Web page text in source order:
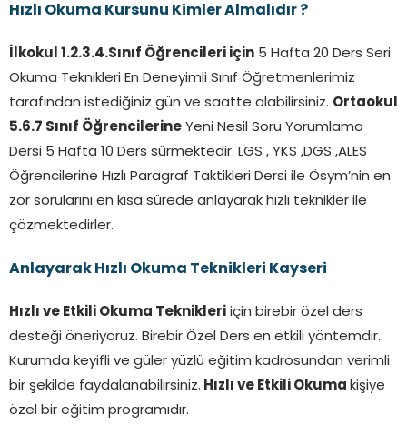
Hızlı Okuma Kursunu Kimler Almalıdır ?
İlkokul 1.2.3.4.Sınıf Öğrencileri için 5 Hafta 20 Ders Seri
Okuma Teknikleri En Deneyimli Sınıf Öğretmenlerimiz
tarafından istediğiniz gün ve saatte alabilirsiniz. Ortaokul
5.6.7 Sınıf Öğrencilerine Yeni Nesil Soru Yorumlama
Dersi 5 Hafta 10 Ders sürmektedir. LGS , YKS ,DGS ,ALES
Öğrencilerine Hızlı Paragraf Taktikleri Dersi ile Ösym’nin en
zor sorularını en kısa sürede anlayarak hızlı teknikler ile
çözmektedirler.
Anlayarak Hızlı Okuma Teknikleri Kayseri
Hızlı ve Etkili Okuma Teknikleri için birebir özel ders
desteği öneriyoruz. Birebir Özel Ders en etkili yöntemdir.
Kurumda keyifli ve güler yüzlü eğitim kadrosundan verimli
bir şekilde faydalanabilirsiniz. Hızlı ve Etkili Okuma kişiye
özel bir eğitim programıdır.